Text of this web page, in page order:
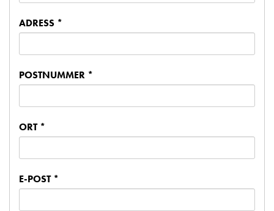
ADRESS *
POSTNUMMER *
ORT *
E-POST *